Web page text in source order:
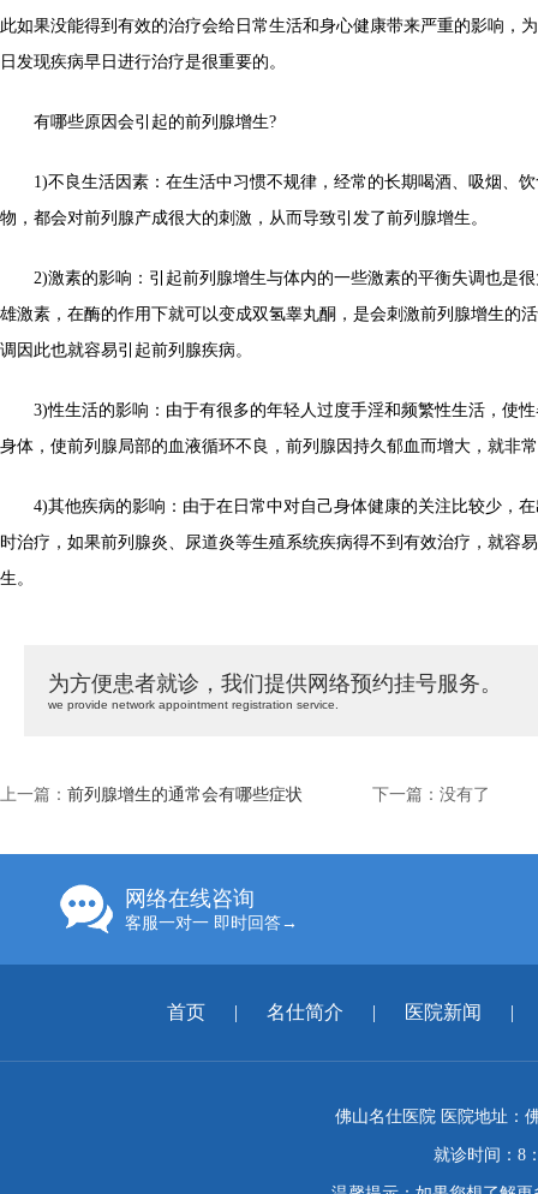
此如果没能得到有效的治疗会给日常生活和身心健康带来严重的影响，
日发现疾病早日进行治疗是很重要的。
有哪些原因会引起的前列腺增生?
1)不良生活因素：在生活中习惯不规律，经常的长期喝酒、吸烟、饮
物，都会对前列腺产成很大的刺激，从而导致引发了前列腺增生。
2)激素的影响：引起前列腺增生与体内的一些激素的平衡失调也是很
雄激素，在酶的作用下就可以变成双氢睾丸酮，是会刺激前列腺增生的
调因此也就容易引起前列腺疾病。
3)性生活的影响：由于有很多的年轻人过度手淫和频繁性生活，使性
身体，使前列腺局部的血液循环不良，前列腺因持久郁血而增大，就非
4)其他疾病的影响：由于在日常中对自己身体健康的关注比较少，在
时治疗，如果前列腺炎、尿道炎等生殖系统疾病得不到有效治疗，就容
生。
为方便患者就诊，我们提供网络预约挂号服务。
we provide network appointment registration service.
上一篇： 前列腺增生的通常会有哪些症状 下一篇：没有了
网络在线咨询
客服一对一 即时回答→
首页 | 名仕简介 | 医院新闻 |
佛山名仕医院 医院地址：
就诊时间：8